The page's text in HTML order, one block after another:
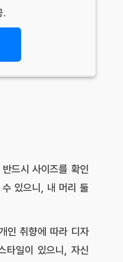
.
드시 사이즈를 확인
있으니, 내 머리 둘
인 취향에 따라 디자
타일이 있으니, 자신